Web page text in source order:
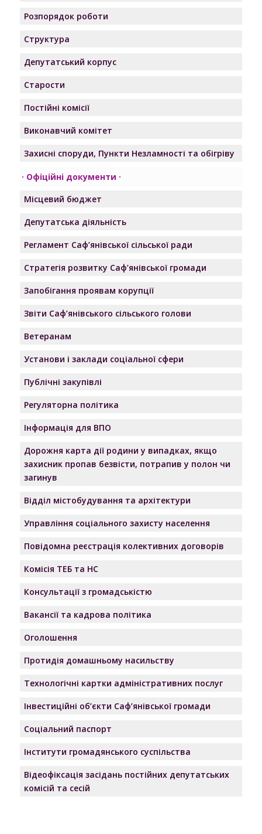
Розпорядок роботи
Структура
Депутатський корпус
Старости
Постійні комісії
Виконавчий комітет
Захисні споруди, Пункти Незламності та обігріву
Офіційні документи
Місцевий бюджет
Депутатська діяльність
Регламент Саф’янівської сільської ради
Стратегія розвитку Саф’янівської громади
Запобігання проявам корупції
Звіти Саф’янівського сільського голови
Ветеранам
Установи і заклади соціальної сфери
Публічні закупівлі
Регуляторна політика
Інформація для ВПО
Дорожня карта дії родини у випадках, якщо
захисник пропав безвісти, потрапив у полон чи
загинув
Відділ містобудування та архітектури
Управління соціального захисту населення
Повідомна реєстрація колективних договорів
Комісія ТЕБ та НС
Консультації з громадськістю
Вакансії та кадрова політика
Оголошення
Протидія домашньому насильству
Технологічні картки адміністративних послуг
Інвестиційні об’єкти Саф’янівської громади
Соціальний паспорт
Інститути громадянського суспільства
Відеофіксація засідань постійних депутатських
комісій та сесій